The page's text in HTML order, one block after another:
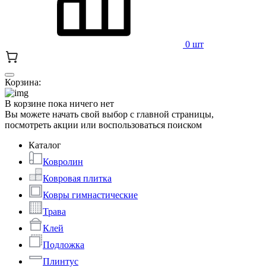
0 шт
Корзина:
В корзине пока ничего нет
Вы можете начать свой выбор с главной страницы,
посмотреть акции или воспользоваться поиском
Каталог
Ковролин
Ковровая плитка
Ковры гимнастические
Трава
Клей
Подложка
Плинтус